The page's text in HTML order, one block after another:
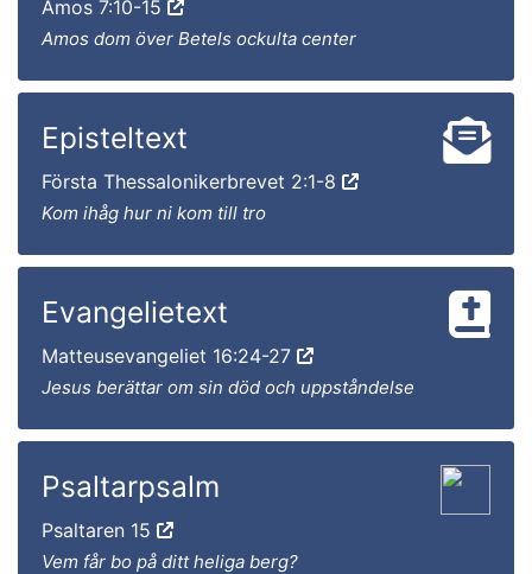
Amos 7:10-15
Amos dom över Betels ockulta center
Episteltext
Första Thessalonikerbrevet 2:1-8
Kom ihåg hur ni kom till tro
Evangelietext
Matteusevangeliet 16:24-27
Jesus berättar om sin död och uppståndelse
Psaltarpsalm
Psaltaren 15
Vem får bo på ditt heliga berg?